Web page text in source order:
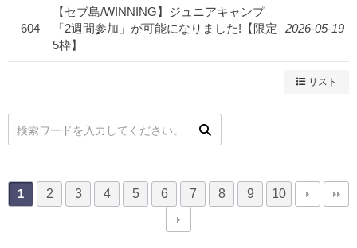
604
【セブ島/WINNING】ジュニアキャンプ
「2週間参加」が可能になりました!【限定
5枠】
2026-05-19
リスト
1 2 3 4 5 6 7 8 9 10